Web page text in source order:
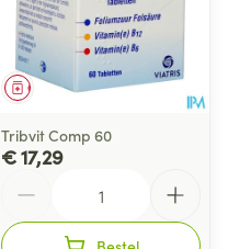
Geneesmiddel
Tribvit Comp 60
€ 17,29